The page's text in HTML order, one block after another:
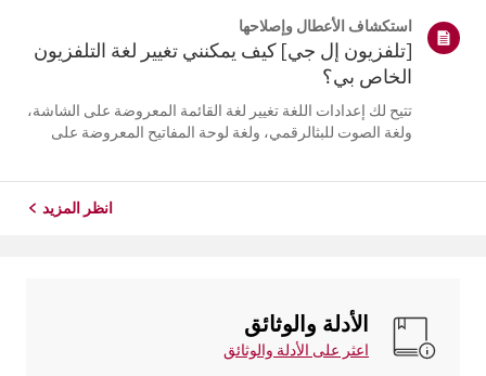
استكشاف الأعطال وإصلاحها
[تلفزيون إل جي] كيف يمكنني تغيير لغة التلفزيون
الخاص بي؟
تتيح لك إعدادات اللغة تغيير لغة القائمة المعروضة على الشاشة،
ولغة الصوت للبثالرقمي، ولغة لوحة المفاتيح المعروضة على
انظر المزيد
الأدلة والوثائق
اعثر على الأدلة والوثائق